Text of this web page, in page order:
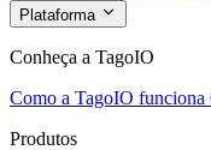
Plataforma
Conheça a TagoIO
Como a TagoIO funciona
Produtos